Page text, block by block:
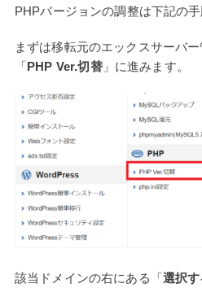
PHPバージョンの調整は下記の手
まずは移転元のエックスサーバ
「PHP Ver.切替」に進みます。
該当ドメインの右にある「選択す